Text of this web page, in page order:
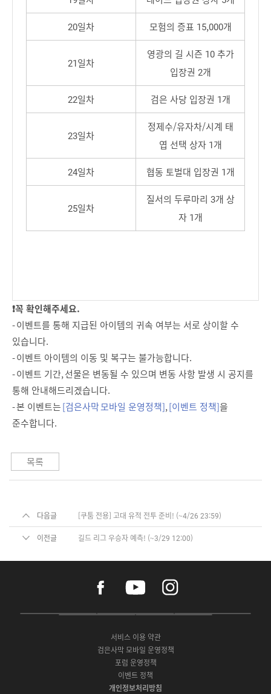
20일차 모험의 증표 15,000개
21일차
영광의 길 시즌 10 추가
입장권 2개
22일차 검은 사당 입장권 1개
23일차
정제수/유자차/시계 태
엽 선택 상자 1개
24일차 협동 토벌대 입장권 1개
25일차
질서의 두루마리 3개 상
자 1개
❗꼭 확인해주세요.
- 이벤트를 통해 지급된 아이템의 귀속 여부는 서로 상이할 수
있습니다.
- 이벤트 아이템의 이동 및 복구는 불가능합니다.
- 이벤트 기간, 선물은 변동될 수 있으며 변동 사항 발생 시 공지를
통해 안내해드리겠습니다.
- 본 이벤트는[검은사막 모바일 운영정책],[이벤트 정책]을
준수합니다.
목록
다음글 [쿠툼 전용] 고대 유적 전투 준비! (~4/26 23:59)
이전글 길드 리그 우승자 예측! (~3/29 12:00)
a
e
o
k
o
t
b
e
i
n
s
t
r
a
P
A
p
S
t
o
r
G
G
a
O
S
서비스 이용 약관
검은사막 모바일 운영정책
포럼 운영정책
이벤트 정책
개인정보처리방침